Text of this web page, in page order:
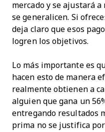
mercado y se ajustará a
se generalicen. Si
deja claro que esos
logren los objetivos.
Lo más importante es
hacen esto de manera
realmente obtienen a
alguien que gana un
entregando resultados
prima no se justifica